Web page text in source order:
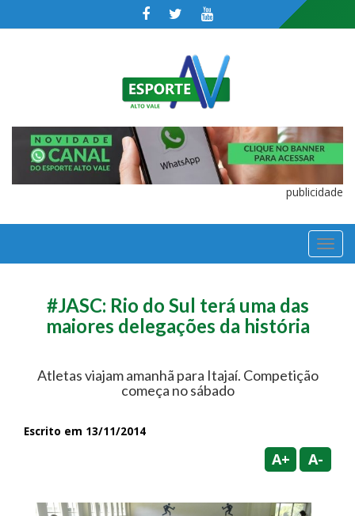
publicidade
#JASC: Rio do Sul terá uma das
maiores delegações da história
Atletas viajam amanhã para Itajaí. Competição
começa no sábado
Escrito em 13/11/2014
A+ A-